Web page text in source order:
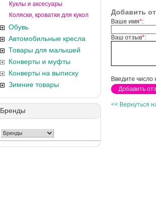
Куклы и аксесуары
Коляски, кроватки для кукол
Обувь
Автомобильные кресла
Товары для малышей
Конверты и муфты
Конверты на выписку
Зимние товары
Бренды
Добавить
Ваше имя*:
Ваш отзыв*:
Введите число
<< Вернуться